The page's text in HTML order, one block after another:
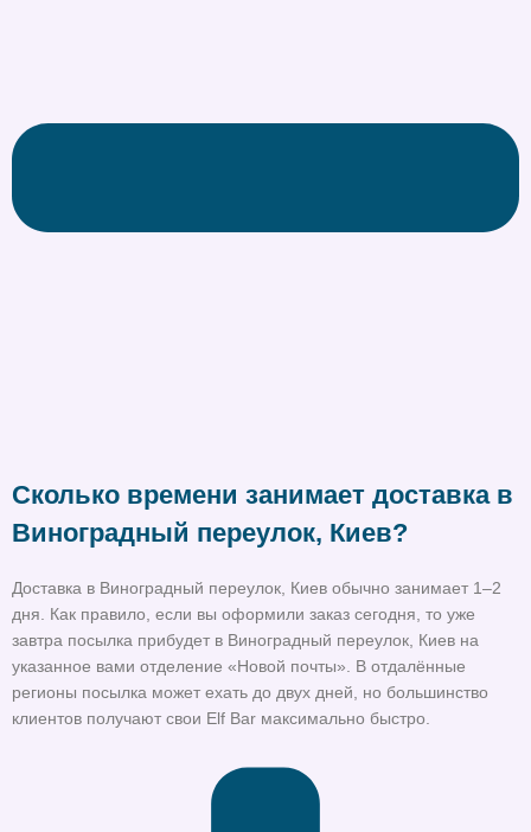
Сколько времени занимает доставка в
Виноградный переулок, Киев?
Доставка в Виноградный переулок, Киев обычно занимает 1–2
дня. Как правило, если вы оформили заказ сегодня, то уже
завтра посылка прибудет в Виноградный переулок, Киев на
указанное вами отделение «Новой почты». В отдалённые
регионы посылка может ехать до двух дней, но большинство
клиентов получают свои Elf Bar максимально быстро.